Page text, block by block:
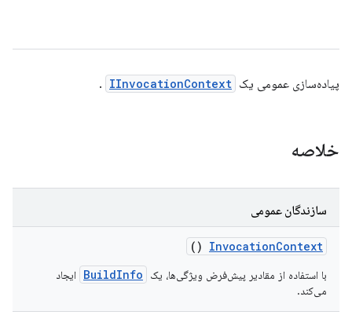
پیاده‌سازی عمومی یک IInvocationContext
.
خلاصه
سازندگان عمومی
InvocationContext
()
با استفاده از مقادیر پیش‌فرض ویژگی‌ها، یک BuildInfo
ایجاد
می‌کند.